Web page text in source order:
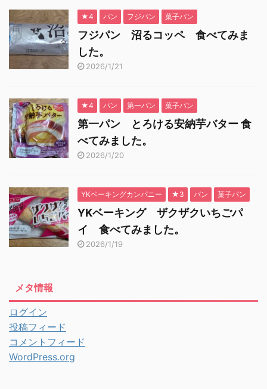
★4 パン フジパン 菓子パン
フジパン 沼るコッペ 食べてみま
した。
2026/1/21
★4 パン 第一パン 菓子パン
第一パン とろける安納芋バター 食
べてみました。
2026/1/20
YKベーキングカンパニー ★3 パン 菓子パン
YKベーキング ザクザクいちごパ
イ 食べてみました。
2026/1/19
メタ情報
ログイン
投稿フィード
コメントフィード
WordPress.org